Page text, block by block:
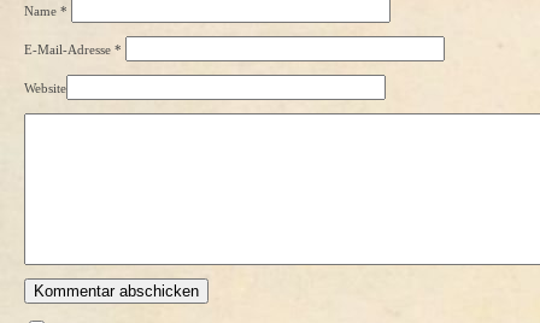
Name *
E-Mail-Adresse *
Website